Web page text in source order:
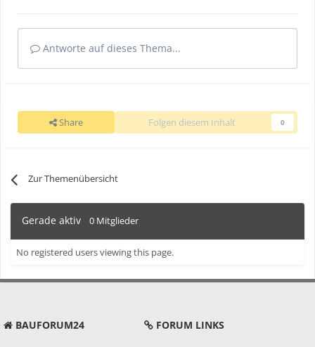
Antworte auf dieses Thema...
Share Folgen diesem Inhalt 0
Zur Themenübersicht
Gerade aktiv 0 Mitglieder
No registered users viewing this page.
BAUFORUM24 FORUM LINKS